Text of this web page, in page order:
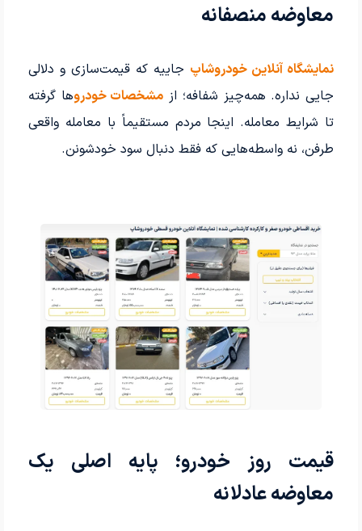
معاوضه منصفانه
نمایشگاه آنلاین خودروشاپ جاییه که قیمت‌سازی و دلالی
جایی نداره. همه‌چیز شفافه؛ از مشخصات خودروها گرفته
تا شرایط معامله. اینجا مردم مستقیماً با معامله واقعی
طرفن، نه واسطه‌هایی که فقط دنبال سود خودشونن.
قیمت روز خودرو؛ پایه اصلی یک
معاوضه عادلانه